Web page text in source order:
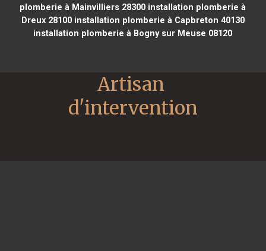
plomberie à Mainvilliers 28300 installation plomberie à
Dreux 28100installation plomberie à Capbreton 40130
installation plomberie à Bogny sur Meuse 08120
Artisan
d'intervention